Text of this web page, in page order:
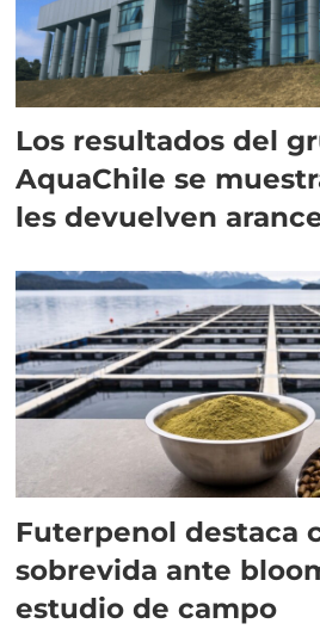
Los resultados del
AquaChile se
les devuelven
Futerpenol destaca
sobrevida ante
estudio de campo